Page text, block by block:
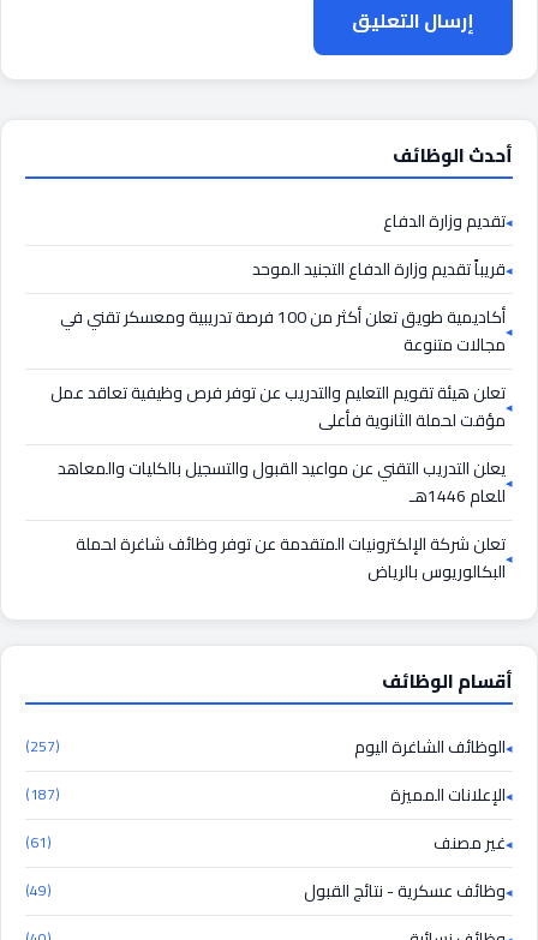
إرسال التعليق
أحدث الوظائف
تقديم وزارة الدفاع
قريباً تقديم وزارة الدفاع التجنيد الموحد
أكاديمية طويق تعلن أكثر من 100 فرصة تدريبية ومعسكر تقني في
مجالات متنوعة
تعلن هيئة تقويم التعليم والتدريب عن توفر فرص وظيفية تعاقد عمل
مؤقت لحملة الثانوية فأعلى
يعلن التدريب التقني عن مواعيد القبول والتسجيل بالكليات والمعاهد
للعام 1446هـ
تعلن شركة الإلكترونيات المتقدمة عن توفر وظائف شاغرة لحملة
البكالوريوس بالرياض
أقسام الوظائف
الوظائف الشاغرة اليوم (257)
الإعلانات المميزة (187)
غير مصنف (61)
وظائف عسكرية - نتائج القبول (49)